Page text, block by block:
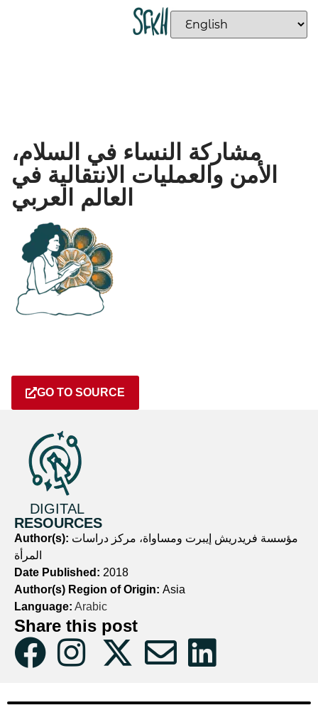
مشاركة النساء في السلام،
الأمن والعمليات الانتقالية في
العالم العربي
GO TO SOURCE
DIGITAL
RESOURCES
Author(s): مؤسسة فريدريش إيبرت ومساواة، مركز دراسات
المرأة
Date Published: 2018
Author(s) Region of Origin: Asia
Language: Arabic
Share this post